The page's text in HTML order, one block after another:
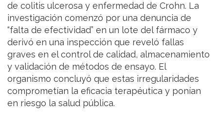
de colitis ulcerosa y enfermedad de Crohn. La
investigación comenzó por una denuncia de
“falta de efectividad” en un lote del fármaco y
derivó en una inspección que reveló fallas
graves en el control de calidad, almacenamiento
y validación de métodos de ensayo. El
organismo concluyó que estas irregularidades
comprometían la eficacia terapéutica y ponían
en riesgo la salud pública.